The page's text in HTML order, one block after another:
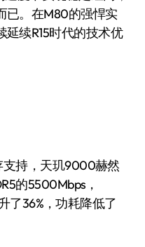
已。在M80的强悍实
续R15时代的技术优
持，天玑9000赫然
的5500Mbps，
了36%，功耗降低了